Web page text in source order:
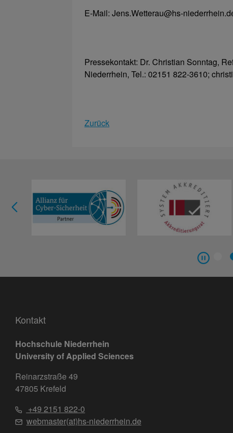
E-Mail: Jens.Wetterau@hs-
Pressekontakt: Dr. Christian Sonntag,
Niederrhein, Tel.: 02151 822-3610;
Zurück
Kontakt
Hochschule Niederrhein
University of Applied Sciences
Reinarzstraße 49
47805 Krefeld
+49 2151 822-0
webmaster(at)hs-niederrhein.de